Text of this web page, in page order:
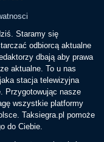
Staramy się
odbiorcą aktualne
dbają aby prawa
aktualne. To u nas
stacja telewizyjna
Przygotowując nasze
wszystkie platformy
Taksiegra.pl pomoże
do Ciebie.